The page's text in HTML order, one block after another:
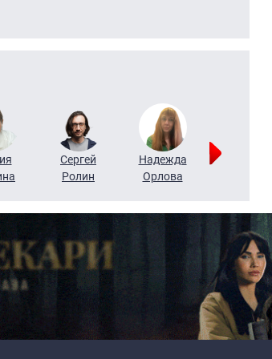
Сергей
Ролин
Надежда
Орлова